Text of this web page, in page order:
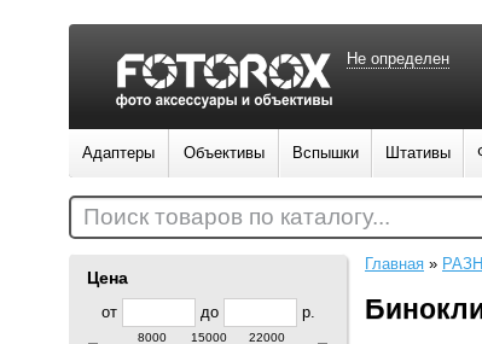
Цена
от до р.
8000 15000 22000
Главная »
Не определен
Адаптеры Объективы Вспышки Штативы
Поиск товаров по каталогу...